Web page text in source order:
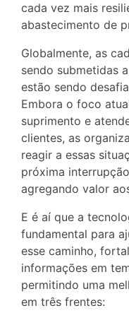
cada vez mais
abastecimento de
Globalmente, as
sendo submetidas
estão sendo
Embora o foco
suprimento e
clientes, as
reagir a essas
próxima
agregando valor
E é aí que a
fundamental para
esse caminho,
informações em
permitindo uma
em três frentes: